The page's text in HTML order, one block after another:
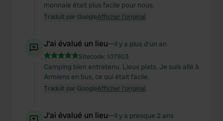
monnaie était plus facile pour nous.
Traduit par GoogleAfficher l'original
J'ai évalué un lieu—il y a plus d’un an
Sitecode: 107903
Camping bien entretenu. Lieux plats. Je suis allé à
Armiens en bus, ce qui était facile.
Traduit par GoogleAfficher l'original
J'ai évalué un lieu—il y a presque 2 ans